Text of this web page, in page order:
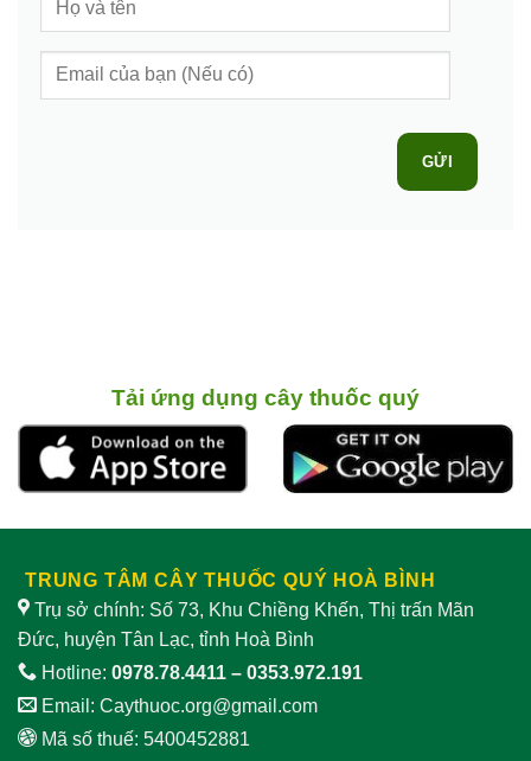
GỬI
Tải ứng dụng cây thuốc quý
TRUNG TÂM CÂY THUỐC QUÝ HOÀ BÌNH
Trụ sở chính: Số 73, Khu Chiềng Khến, Thị trấn Mãn
Đức, huyện Tân Lạc, tỉnh Hoà Bình
Hotline: 0978.78.4411 – 0353.972.191
Email: Caythuoc.org@gmail.com
Mã số thuế: 5400452881